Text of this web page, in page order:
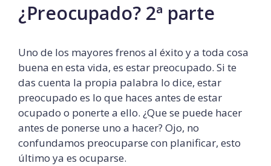
¿Preocupado? 2ª parte
Uno de los mayores frenos al éxito y a toda cosa
buena en esta vida, es estar preocupado. Si te
das cuenta la propia palabra lo dice, estar
preocupado es lo que haces antes de estar
ocupado o ponerte a ello. ¿Que se puede hacer
antes de ponerse uno a hacer? Ojo, no
confundamos preocuparse con planificar, esto
último ya es ocuparse.